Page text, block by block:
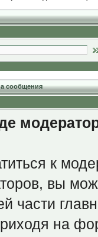
сообщения
к
вы
части
на